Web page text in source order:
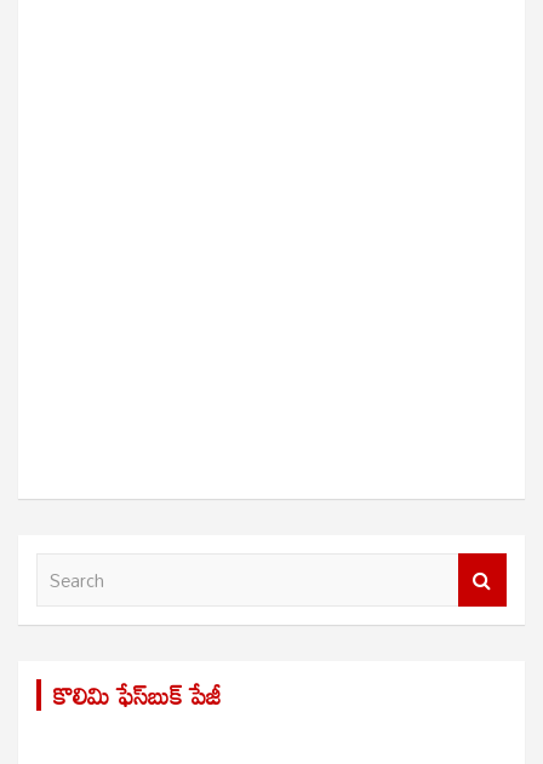
a
r
c కొలిమి ఫేస్‌బుక్ పేజీ